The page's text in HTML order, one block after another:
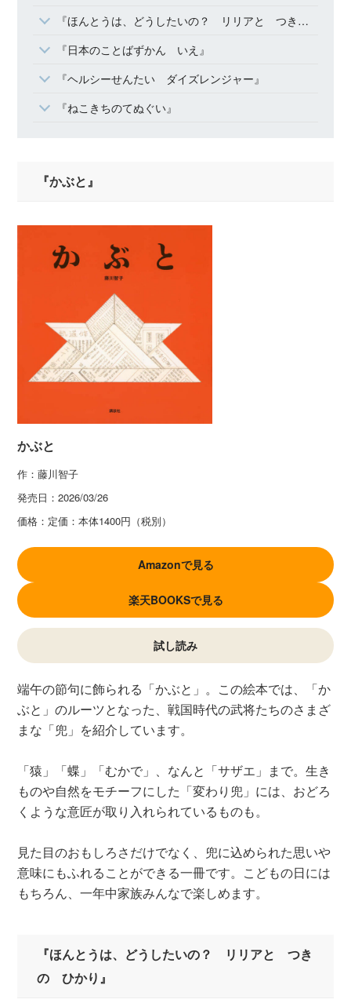
『ほんとうは、どうしたいの？ リリアと つきの ひかり』
『日本のことばずかん いえ』
『ヘルシーせんたい ダイズレンジャー』
『ねこきちのてぬぐい』
『かぶと』
かぶと
作：藤川智子
発売日：2026/03/26
価格： 定価：本体1400円（税別）
Amazonで見る
楽天BOOKSで見る
試し読み
端午の節句に飾られる「かぶと」。この絵本では、「か
ぶと」のルーツとなった、戦国時代の武将たちのさまざ
まな「兜」を紹介しています。
「猿」「蝶」「むかで」、なんと「サザエ」まで。生き
ものや自然をモチーフにした「変わり兜」には、おどろ
くような意匠が取り入れられているものも。
見た目のおもしろさだけでなく、兜に込められた思いや
意味にもふれることができる一冊です。こどもの日には
もちろん、一年中家族みんなで楽しめます。
『ほんとうは、どうしたいの？ リリアと つき
の ひかり』